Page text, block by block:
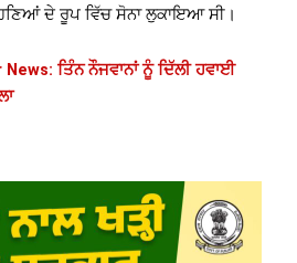
ਦੇ ਰੂਪ ਵਿੱਚ ਸੋਨਾ ਲੁਕਾਇਆ ਸੀ।
ਤਿੰਨ ਨੌਜਵਾਨਾਂ ਨੂੰ ਦਿੱਲੀ ਹਵਾਈ